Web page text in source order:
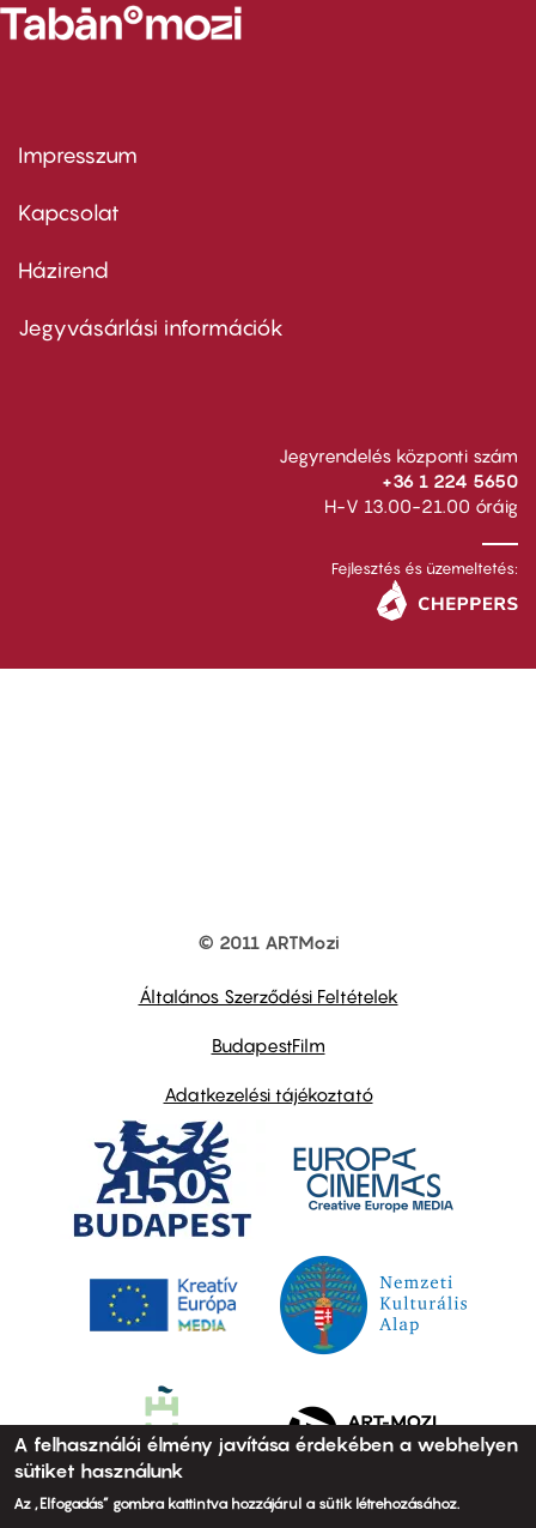
Footer
first
Impresszum
Kapcsolat
Footer
second
Házirend
Jegyvásárlási információk
Jegyrendelés központi szám
+36 1 224 5650
H-V 13.00-21.00 óráig
Fejlesztés és üzemeltetés:
© 2011 ARTMozi
Általános Szerződési Feltételek
BudapestFilm
Adatkezelési tájékoztató
A felhasználói élmény javítása érdekében a webhelyen
sütiket használunk
Az „Elfogadás” gombra kattintva hozzájárul a sütik létrehozásához.